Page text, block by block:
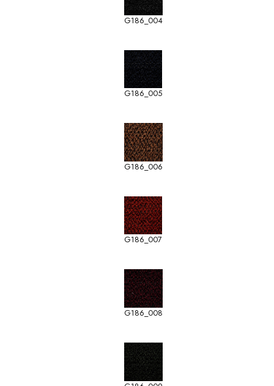
G186_004
G186_005
G186_006
G186_007
G186_008